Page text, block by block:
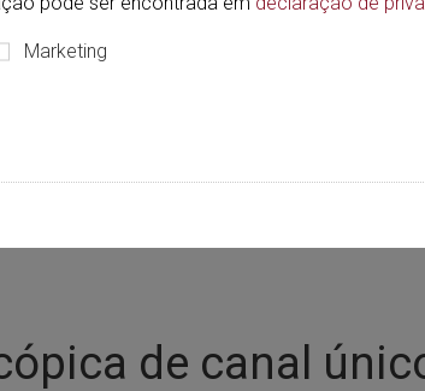
Marketing
de canal